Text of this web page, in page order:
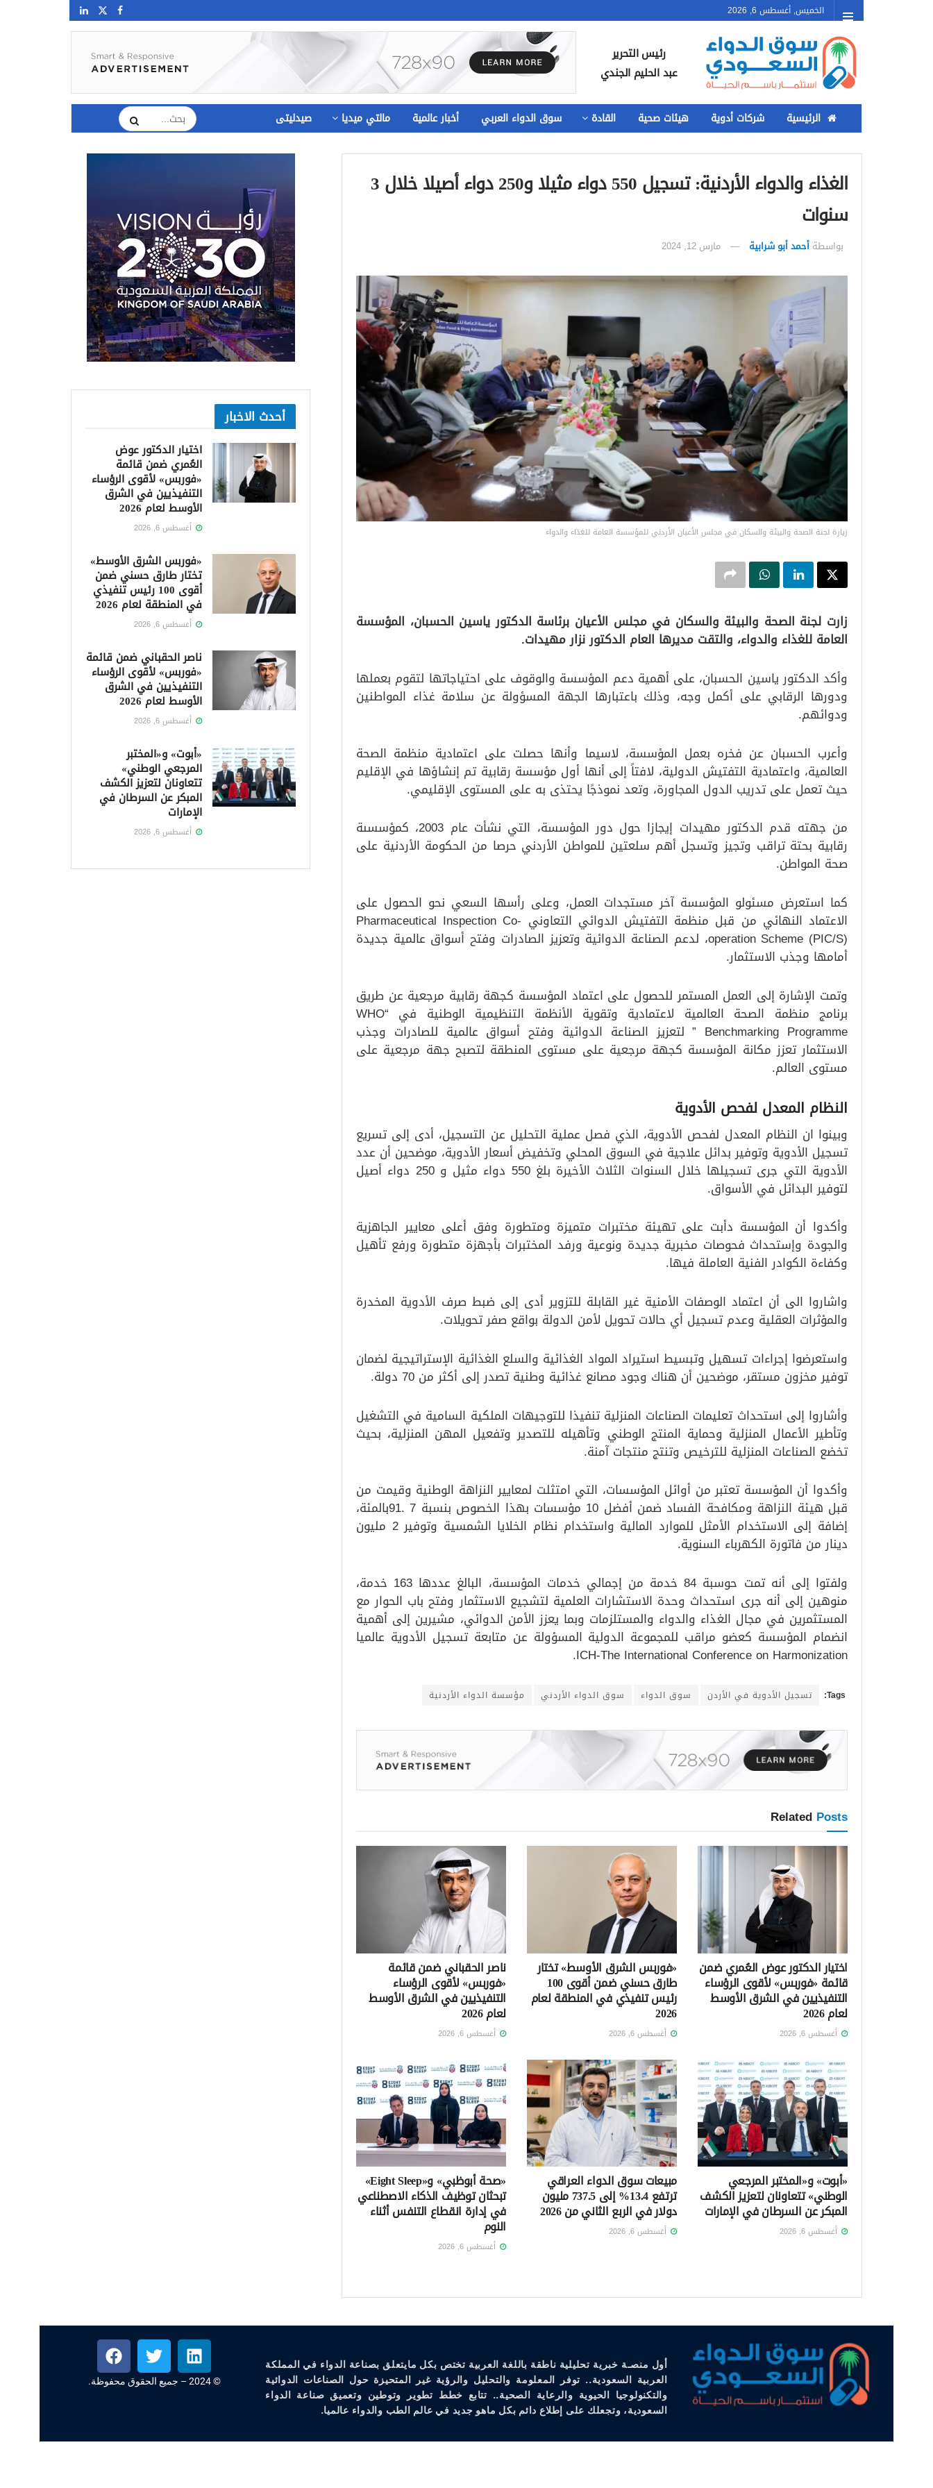
الخميس, أغسطس 6, 2026
رئيس التحرير
عبد الحليم الجندي
الرئيسية شركات أدوية هيئات صحية القادة سوق الدواء العربي أخبار عالمية مالتي ميديا صيدليتى
الغذاء والدواء الأردنية: تسجيل 550 دواء مثيلا و250 دواء أصيلا خلال 3
سنوات
بواسطة أحمد أبو شرابية مارس 12, 2024
زيارة لجنة الصحة والبيئة والسكان في مجلس الأعيان الأردني للمؤسسة العامة للغذاء والدواء
زارت لجنة الصحة والبيئة والسكان في مجلس الأعيان برئاسة الدكتور ياسين الحسبان، المؤسسة
العامة للغذاء والدواء، والتقت مديرها العام الدكتور نزار مهيدات.
وأكد الدكتور ياسين الحسبان، على أهمية دعم المؤسسة والوقوف على احتياجاتها لتقوم بعملها
ودورها الرقابي على أكمل وجه، وذلك باعتبارها الجهة المسؤولة عن سلامة غذاء المواطنين
ودوائهم.
وأعرب الحسبان عن فخره بعمل المؤسسة، لاسيما وأنها حصلت على اعتمادية منظمة الصحة
العالمية، واعتمادية التفتيش الدولية، لافتاً إلى أنها أول مؤسسة رقابية تم إنشاؤها في الإقليم
حيث تعمل على تدريب الدول المجاورة، وتعد نموذجًا يحتذى به على المستوى الإقليمي.
من جهته قدم الدكتور مهيدات إيجازا حول دور المؤسسة، التي نشأت عام 2003، كمؤسسىة
رقابية بحتة تراقب وتجيز وتسجل أهم سلعتين للمواطن الأردني حرصا من الحكومة الأردنية على
صحة المواطن.
كما استعرض مسئولو المؤسسة آخر مستجدات العمل، وعلى رأسها السعي نحو الحصول على
الاعتماد النهائي من قبل منظمة التفتيش الدوائي التعاوني Pharmaceutical Inspection Co-
operation Scheme (PIC/S)، لدعم الصناعة الدوائية وتعزيز الصادرات وفتح أسواق عالمية جديدة
أمامها وجذب الاستثمار.
وتمت الإشارة إلى العمل المستمر للحصول على اعتماد المؤسسة كجهة رقابية مرجعية عن طريق
برنامج منظمة الصحة العالمية لاعتمادية وتقوية الأنظمة التنظيمية الوطنية في “WHO
Benchmarking Programme ” لتعزيز الصناعة الدوائية وفتح أسواق عالمية للصادرات وجذب
الاستثمار تعزز مكانة المؤسسة كجهة مرجعية على مستوى المنطقة لتصبح جهة مرجعية على
مستوى العالم.
النظام المعدل لفحص الأدوية
وبينوا ان النظام المعدل لفحص الأدوية، الذي فصل عملية التحليل عن التسجيل، أدى إلى تسريع
تسجيل الأدوية وتوفير بدائل علاجية في السوق المحلي وتخفيض أسعار الأدوية، موضحين أن عدد
الأدوية التي جرى تسجيلها خلال السنوات الثلاث الأخيرة بلغ 550 دواء مثيل و 250 دواء أصيل
لتوفير البدائل في الأسواق.
وأكدوا أن المؤسسة دأبت على تهيئة مختبرات متميزة ومتطورة وفق أعلى معايير الجاهزية
والجودة وإستحداث فحوصات مخبرية جديدة ونوعية ورفد المختبرات بأجهزة متطورة ورفع تأهيل
وكفاءة الكوادر الفنية العاملة فيها.
واشاروا الى أن اعتماد الوصفات الأمنية غير القابلة للتزوير أدى إلى ضبط صرف الأدوية المخدرة
والمؤثرات العقلية وعدم تسجيل أي حالات تحويل لأمن الدولة بواقع صفر تحويلات.
واستعرضوا إجراءات تسهيل وتبسيط استيراد المواد الغذائية والسلع الغذائية الإستراتيجية لضمان
توفير مخزون مستقر، موضحين أن هناك وجود مصانع غذائية وطنية تصدر إلى أكثر من 70 دولة.
وأشاروا إلى استحداث تعليمات الصناعات المنزلية تنفيذا للتوجيهات الملكية السامية في التشغيل
وتأطير الأعمال المنزلية وحماية المنتج الوطني وتأهيله للتصدير وتفعيل المهن المنزلية، بحيث
تخضع الصناعات المنزلية للترخيص وتنتج منتجات آمنة.
وأكدوا أن المؤسسة تعتبر من أوائل المؤسسات، التي امتثلت لمعايير النزاهة الوطنية وقيمت من
قبل هيئة النزاهة ومكافحة الفساد ضمن أفضل 10 مؤسسات بهذا الخصوص بنسبة 7 .91بالمئة،
إضافة إلى الاستخدام الأمثل للموارد المالية واستخدام نظام الخلايا الشمسية وتوفير 2 مليون
دينار من فاتورة الكهرباء السنوية.
ولفتوا إلى أنه تمت حوسبة 84 خدمة من إجمالي خدمات المؤسسة، البالغ عددها 163 خدمة،
منوهين إلى أنه جرى استحداث وحدة الاستشارات العلمية لتشجيع الاستثمار وفتح باب الحوار مع
المستثمرين في مجال الغذاء والدواء والمستلزمات وبما يعزز الأمن الدوائي، مشيرين إلى أهمية
انضمام المؤسسة كعضو مراقب للمجموعة الدولية المسؤولة عن متابعة تسجيل الأدوية عالميا
ICH-The International Conference on Harmonization.
Tags: تسجيل الأدوية في الأردن سوق الدواء سوق الدواء الأردني مؤسسة الدواء الأردنية
Related Posts
اختيار الدكتور عوض العُمري ضمن
قائمة «فوربس» لأقوى الرؤساء
التنفيذيين في الشرق الأوسط
لعام 2026
أغسطس 6, 2026
«فوربس الشرق الأوسط» تختار
طارق حسني ضمن أقوى 100
رئيس تنفيذي في المنطقة لعام
2026
أغسطس 6, 2026
ناصر الحقباني ضمن قائمة
«فوربس» لأقوى الرؤساء
التنفيذيين في الشرق الأوسط
لعام 2026
أغسطس 6, 2026
«أبوت» و«المختبر المرجعي
الوطني» تتعاونان لتعزيز الكشف
المبكر عن السرطان في الإمارات
أغسطس 6, 2026
مبيعات سوق الدواء العراقي
ترتفع 13.4% إلى 737.5 مليون
دولار في الربع الثاني من 2026
أغسطس 6, 2026
«صحة أبوظبي» و«Eight Sleep»
تبحثان توظيف الذكاء الاصطناعي
في إدارة انقطاع التنفس أثناء
النوم
أغسطس 6, 2026
أحدث الاخبار
اختيار الدكتور عوض
العُمري ضمن قائمة
«فوربس» لأقوى الرؤساء
التنفيذيين في الشرق
الأوسط لعام 2026
أغسطس 6, 2026
«فوربس الشرق الأوسط»
تختار طارق حسني ضمن
أقوى 100 رئيس تنفيذي
في المنطقة لعام 2026
أغسطس 6, 2026
ناصر الحقباني ضمن قائمة
«فوربس» لأقوى الرؤساء
التنفيذيين في الشرق
الأوسط لعام 2026
أغسطس 6, 2026
«أبوت» و«المختبر
المرجعي الوطني»
تتعاونان لتعزيز الكشف
المبكر عن السرطان في
الإمارات
أغسطس 6, 2026
أول منصـة خبرية تحليلية ناطقة باللغة العربية تختص بكل مايتعلق بصناعة الدواء في المملكة
العربية السعودية.. توفر المعلومة والتحليل والرؤية غير المتحيزة حول الصناعات الدوائية
والتكنولوجيا الحيوية والرعاية الصحية.. تتابع خطط تطوير وتوطين وتعميق صناعة الدواء
السعودية، وتجعلك على إطلاع دائم بكل ماهو جديد في عالم الطب والدواء عالميا.
© 2024 – جميع الحقوق محفوظة.